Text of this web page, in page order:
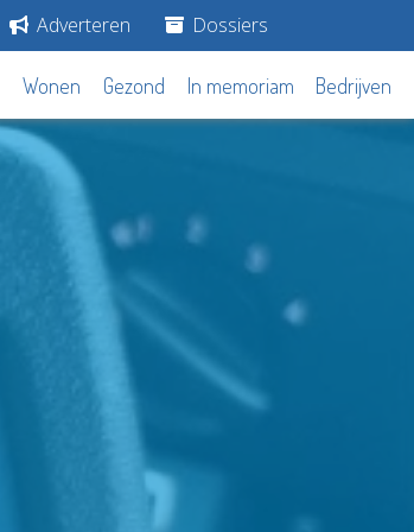
Adverteren Dossiers
Wonen Gezond In memoriam Bedrijven